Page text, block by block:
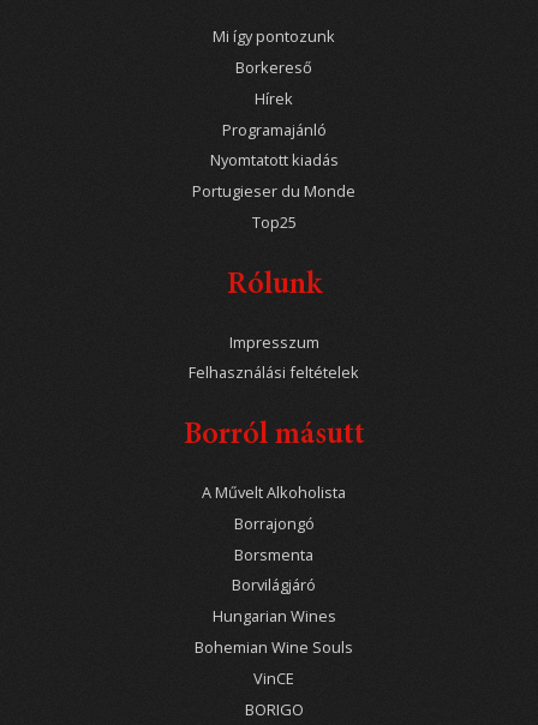
Mi így pontozunk
Borkereső
Hírek
Programajánló
Nyomtatott kiadás
Portugieser du Monde
Top25
Rólunk
Impresszum
Felhasználási feltételek
Borról másutt
A Művelt Alkoholista
Borrajongó
Borsmenta
Borvilágjáró
Hungarian Wines
Bohemian Wine Souls
VinCE
BORIGO